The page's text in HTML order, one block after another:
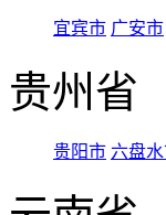
宜宾市 广安市
贵州省
贵阳市 六盘